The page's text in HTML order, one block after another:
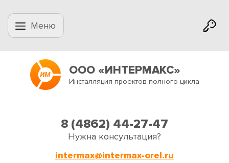
Меню
ООО «ИНТЕРМАКС»
Инсталляция проектов полного цикла
8 (4862) 44-27-47
Нужна консультация?
intermax@intermax-orel.ru